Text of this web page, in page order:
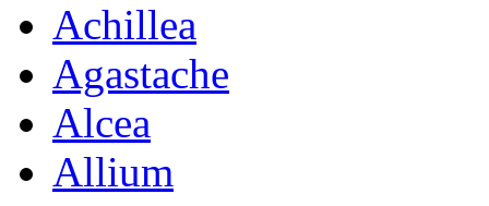
Achillea
Agastache
Alcea
Allium